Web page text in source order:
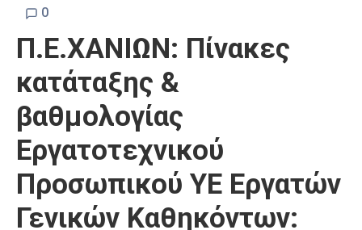
Ψηφιακές
Επικοινωνία
0
Π.Ε.ΧΑΝΙΩΝ: Πίνακες
κατάταξης &
βαθμολογίας
Εργατοτεχνικού
Προσωπικού ΥΕ Εργατών
Γενικών Καθηκόντων: